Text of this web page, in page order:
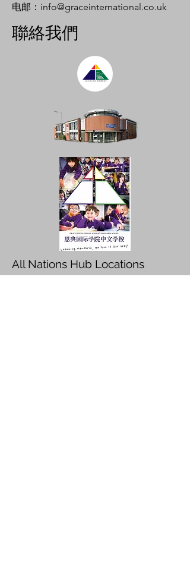
电邮： info@graceinternational.co.uk
​聯絡我們
All Nations Hub Locations